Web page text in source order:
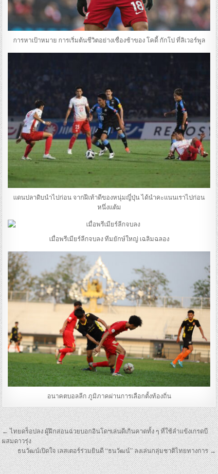
การหาเป้าหมาย การเริ่มต้นชีวิตอย่างเชื่องช้าของ โคดี้ กักโป ที่ลิเวอร์พูล
แดนปลาดิบนำไปก่อน จากฝีเท้าดีของหนุ่มญี่ปุ่น ได้นำคะแนนเราไปก่อน
หนึ่งแต้ม
เมื่อพรีเมียร์ลีกจบลง ทีมยักษ์ใหญ่ เฉลิมฉลอง
อนาคตบอลลีก ภูมิภาคผ่านการเลือกตั้งท้องถิ่น
เมนู
นำทาง
เรื่อง
← ไทยดร็อปลง ผู้ฝึกสอนฉ่วยบอกอินโดฯเล่นดีเกินคาดทั้ง ๆ ที่ใช้ลำแข้งเกรดบี
ผสมดาวรุ่ง
ธนวัฒน์เปิดใจ เลสเตอร์ร่วมยินดี “ธนวัฒน์” ลงเล่นกลุ่มชาติไทยทางการ →